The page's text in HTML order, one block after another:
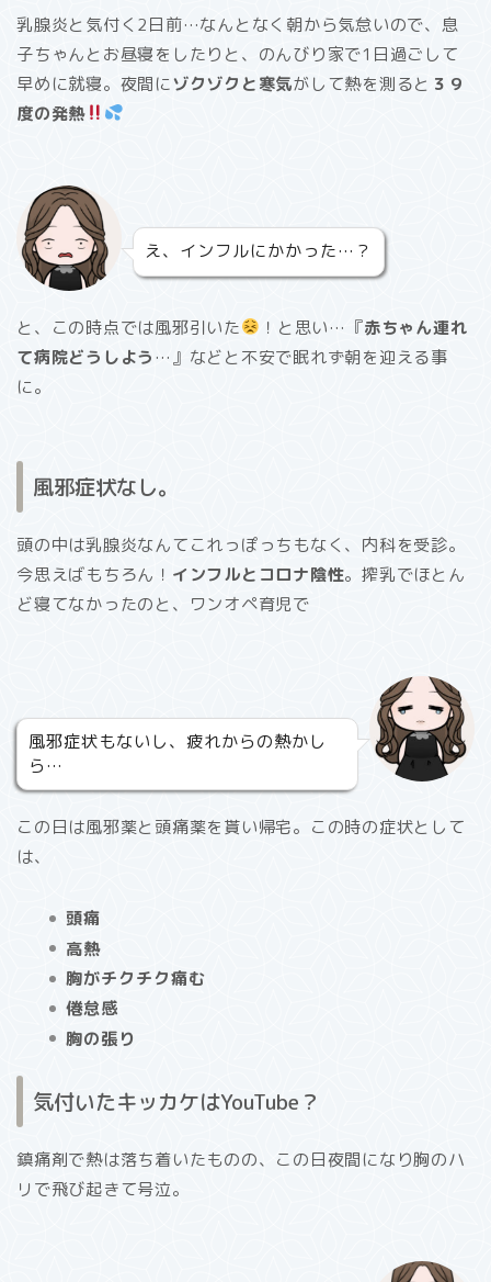
乳腺炎と気付く2日前…なんとなく朝から気怠いので、息
子ちゃんとお昼寝をしたりと、のんびり家で1日過ごして
早めに就寝。夜間にゾクゾクと寒気がして熱を測ると ３９
度の発熱
え、インフルにかかった…？
と、この時点では風邪引いた ！と思い…『赤ちゃん連れ
て病院どうしよう …』などと不安で眠れず朝を迎える事
に。
風邪症状なし。
頭の中は乳腺炎なんてこれっぽっちもなく、内科を受診。
今思えばもちろん！ インフルとコロナ陰性。搾乳でほとん
ど寝てなかったのと、ワンオペ育児で
風邪症状もないし、疲れからの熱かし
ら…
この日は風邪薬と頭痛薬を貰い帰宅。この時の症状として
は、
頭痛
高熱
胸がチクチク痛む
倦怠感
胸の張り
気付いたキッカケはYouTube？
鎮痛剤で熱は落ち着いたものの、この日夜間になり胸のハ
リで飛び起きて号泣。